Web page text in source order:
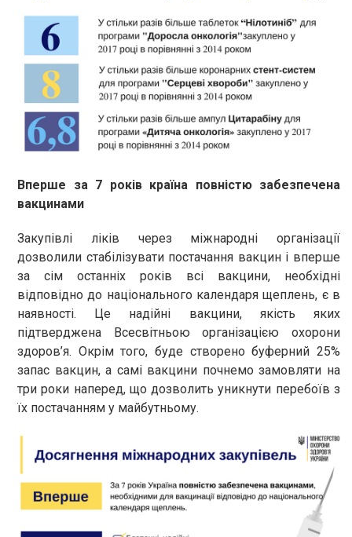
Вперше за 7 років країна повністю забезпечена
вакцинами
Закупівлі ліків через міжнародні організації
дозволили стабілізувати постачання вакцин і вперше
за сім останніх років всі вакцини, необхідні
відповідно до національного календаря щеплень, є в
наявності. Це надійні вакцини, якість яких
підтверджена Всесвітньою організацією охорони
здоров’я. Окрім того, буде створено буферний 25%
запас вакцин, а самі вакцини почнемо замовляти на
три роки наперед, що дозволить уникнути перебоїв з
їх постачанням у майбутньому.